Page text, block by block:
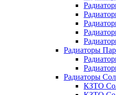
Радиаторы
Радиаторы
КЗТО